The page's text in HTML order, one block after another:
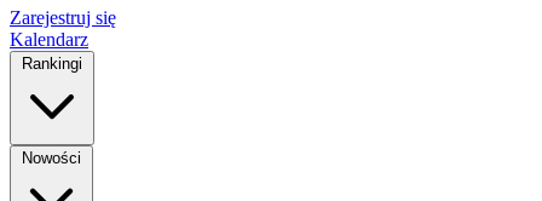
Zarejestruj się
Kalendarz
Rankingi
Nowości